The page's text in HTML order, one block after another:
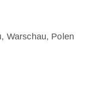
Warschau, Polen